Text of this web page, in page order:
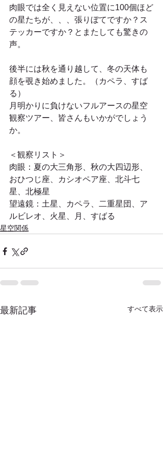
肉眼では全く見えない位置に100個ほど
の星たちが、、、張りぼてですか？ス
テッカーですか？とまたしても驚きの
声。
後半には秋を通り越して、冬の天体も
顔を覗き始めました。（カペラ、すば
る）
月明かりに負けないフルアースの星空
観察ツアー、皆さんもいかがでしょう
か。
＜観察リスト＞
肉眼：夏の大三角形、秋の大四辺形、
おひつじ座、カシオペア座、北斗七
星、北極星
望遠鏡：土星、カペラ、二重星団、ア
ルビレオ、火星、月、すばる
星空関係
最新記事 すべて表示